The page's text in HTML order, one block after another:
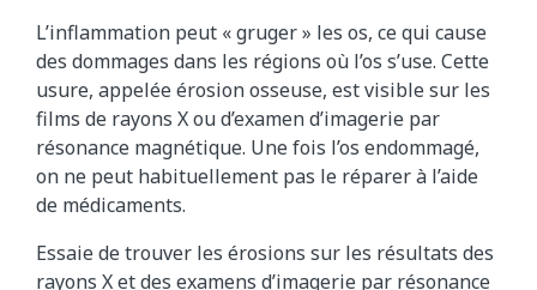
L’inflammation peut « gruger » les os, ce qui cause
des dommages dans les régions où l’os s’use. Cette
usure, appelée érosion osseuse, est visible sur les
films de rayons X ou d’examen d’imagerie par
résonance magnétique. Une fois l’os endommagé,
on ne peut habituellement pas le réparer à l’aide
de médicaments.
Essaie de trouver les érosions sur les résultats des
rayons X et des examens d’imagerie par résonance